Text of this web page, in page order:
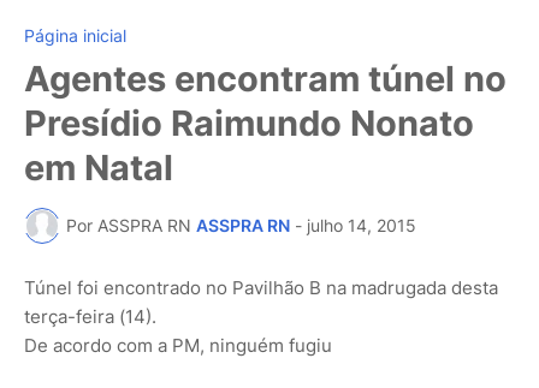
Página inicial
Agentes encontram túnel no
Presídio Raimundo Nonato
em Natal
Por ASSPRA RN ASSPRA RN - julho 14, 2015
Túnel foi encontrado no Pavilhão B na madrugada desta
terça-feira (14).
De acordo com a PM, ninguém fugiu